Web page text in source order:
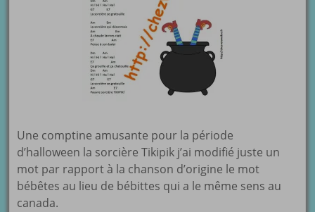
Une comptine amusante pour la période
d’halloween la sorcière Tikipik j’ai modifié juste un
mot par rapport à la chanson d’origine le mot
bébêtes au lieu de bébittes qui a le même sens au
canada.